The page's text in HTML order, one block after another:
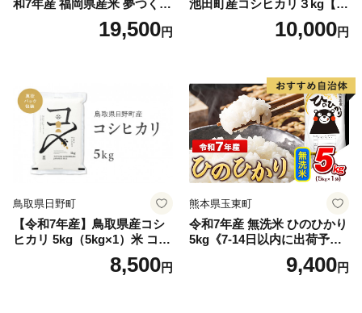
和7年産 福岡県産米 夢つくし
15kg 精米 ※北海道・沖縄・
19,500円
池田町産コシヒカリ３kg【お
1人様につき３セットまで】
10,000円
鳥取県日野町
【令和7年産】鳥取県産コシ
ヒカリ 5kg（5kg×1）米 コシ
ヒカリ こしひかり お米 白米
精米 5キロ おこめ こめ コメ
8,500円
熊本県玉東町
令和7年産 無洗米 ひのひかり
5kg《7-14日以内に出荷予定
(土日祝除く)》コメ 米 無洗米
高レビュー｜人気米 熊本県
9,400円